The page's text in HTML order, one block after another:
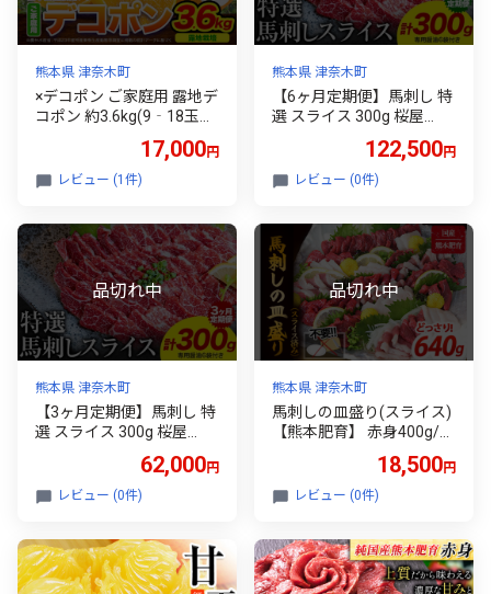
熊本県 津奈木町
×デコポン ご家庭用 露地デ
コポン 約3.6kg(9‐18玉前
個別光センサー選果 柑橘
不知火 みかん《2月下旬-4
17,000円
レビュー (1件)
熊本県 津奈木町
【6ヶ月定期便】馬刺し 特
選 スライス 300g 桜屋
熊本県 津奈木町 スライス
スライス済み 特選 冷凍 小
122,500円
レビュー (0件)
熊本県 津奈木町
【3ヶ月定期便】馬刺し 特
選 スライス 300g 桜屋
熊本県 津奈木町 スライス
スライス済み 特選 冷凍 小
要
62,000円
レビュー (0件)
熊本県 津奈木町
馬刺しの皿盛り(スライス)
【熊本肥育】 赤身400g/フ
(タレ5ml×6袋) 《30日以内
に出荷予定(土日祝除く)》
18,500円
レビュー (0件)